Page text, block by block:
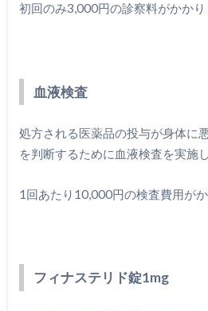
初回のみ3,000円の診察料がかかり
血液検査
処方される医薬品の投与が身体に
を判断するために血液検査を実施し
1回あたり10,000円の検査費用がか
フィナステリド錠1mg